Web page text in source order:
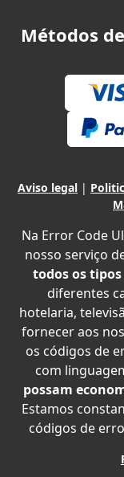
Métodos
Aviso legal |
Na Error Code
nosso serviço
todos os
diferentes
hotelaria,
fornecer aos
os códigos de
com
possam
Estamos
códigos de